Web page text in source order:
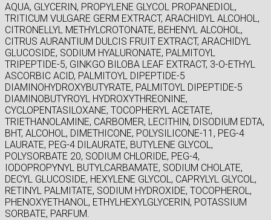
AQUA, GLYCERIN, PROPYLENE GLYCOL PROPANEDIOL,
TRITICUM VULGARE GERM EXTRACT, ARACHIDYL ALCOHOL,
CITRONELLYL METHYLCROTONATE, BEHENYL ALCOHOL,
CITRUS AURANTIUM DULCIS FRUIT EXTRACT, ARACHIDYL
GLUCOSIDE, SODIUM HYALURONATE, PALMITOYL
TRIPEPTIDE-5, GINKGO BILOBA LEAF EXTRACT, 3-O-ETHYL
ASCORBIC ACID, PALMITOYL DIPEPTIDE-5
DIAMINOHYDROXYBUTYRATE, PALMITOYL DIPEPTIDE-5
DIAMINOBUTYROYL HYDROXYTHREONINE,
CYCLOPENTASILOXANE, TOCOPHERYL ACETATE,
TRIETHANOLAMINE, CARBOMER, LECITHIN, DISODIUM EDTA,
BHT, ALCOHOL, DIMETHICONE, POLYSILICONE-11, PEG-4
LAURATE, PEG-4 DILAURATE, BUTYLENE GLYCOL,
POLYSORBATE 20, SODIUM CHLORIDE, PEG-4,
IODOPROPYNYL BUTYLCARBAMATE, SODIUM CHOLATE,
DECYL GLUCOSIDE, HEXYLENE GLYCOL, CAPRYLYL GLYCOL,
RETINYL PALMITATE, SODIUM HYDROXIDE, TOCOPHEROL,
PHENOXYETHANOL, ETHYLHEXYLGLYCERIN, POTASSIUM
SORBATE, PARFUM.